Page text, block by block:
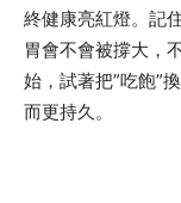
終健康亮紅燈。記
胃會不會被撐大，
始，試著把”吃飽”
而更持久。